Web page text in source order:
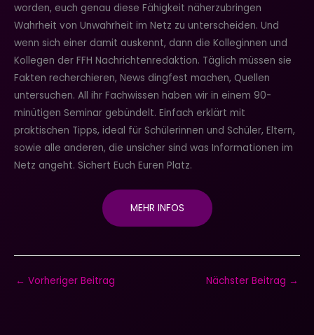
worden, euch genau diese Fähigkeit näherzubringen
Wahrheit von Unwahrheit im Netz zu unterscheiden. Und
wenn sich einer damit auskennt, dann die Kolleginnen und
Kollegen der FFH Nachrichtenredaktion. Täglich müssen sie
Fakten recherchieren, News dingfest machen, Quellen
untersuchen. All ihr Fachwissen haben wir in einem 90-
minütigen Seminar gebündelt. Einfach erklärt mit
praktischen Tipps, ideal für Schülerinnen und Schüler, Eltern,
sowie alle anderen, die unsicher sind was Informationen im
Netz angeht. Sichert Euch Euren Platz.
MEHR INFOS
← Vorheriger Beitrag Nächster Beitrag →